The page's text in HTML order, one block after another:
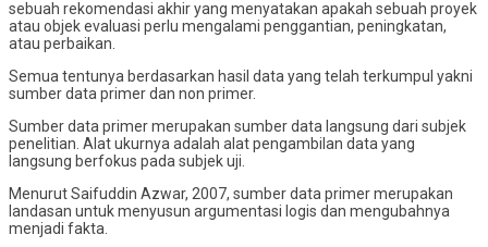
sebuah rekomendasi akhir yang menyatakan apakah sebuah proyek
atau objek evaluasi perlu mengalami penggantian, peningkatan,
atau perbaikan.
Semua tentunya berdasarkan hasil data yang telah terkumpul yakni
sumber data primer dan non primer.
Sumber data primer merupakan sumber data langsung dari subjek
penelitian. Alat ukurnya adalah alat pengambilan data yang
langsung berfokus pada subjek uji.
Menurut Saifuddin Azwar, 2007, sumber data primer merupakan
landasan untuk menyusun argumentasi logis dan mengubahnya
menjadi fakta.